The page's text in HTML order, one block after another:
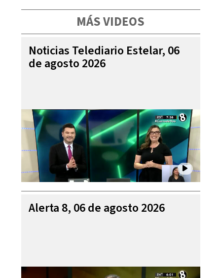
MÁS VIDEOS
Noticias Telediario Estelar, 06
de agosto 2026
Alerta 8, 06 de agosto 2026